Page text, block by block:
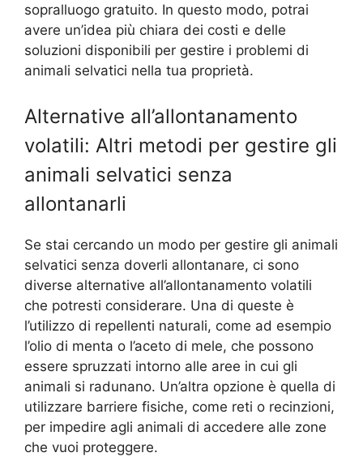
sopralluogo gratuito. In questo modo, potrai
avere un’idea più chiara dei costi e delle
soluzioni disponibili per gestire i problemi di
animali selvatici nella tua proprietà.
Alternative all’allontanamento
volatili: Altri metodi per gestire gli
animali selvatici senza
allontanarli
Se stai cercando un modo per gestire gli animali
selvatici senza doverli allontanare, ci sono
diverse alternative all’allontanamento volatili
che potresti considerare. Una di queste è
l’utilizzo di repellenti naturali, come ad esempio
l’olio di menta o l’aceto di mele, che possono
essere spruzzati intorno alle aree in cui gli
animali si radunano. Un’altra opzione è quella di
utilizzare barriere fisiche, come reti o recinzioni,
per impedire agli animali di accedere alle zone
che vuoi proteggere.